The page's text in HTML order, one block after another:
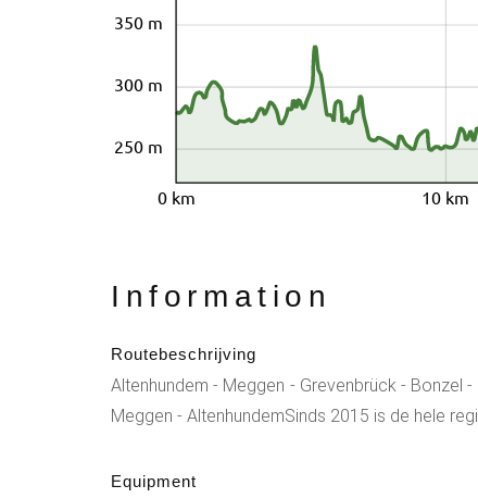
0 km 10 km
250 m
300 m
350 m
Information
Routebeschrijving
Altenhundem - Meggen - Grevenbrück - Bonzel
Meggen - AltenhundemSinds 2015 is de hele
Equipment